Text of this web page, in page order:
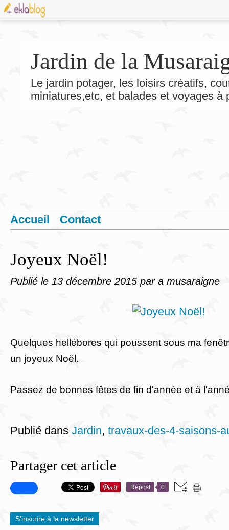
Jardin de la
Le jardin potager, les loisirs créatifs,
miniatures,etc, et balades et voyages
Accueil Contact
Joyeux Noël!
Publié le 13 décembre 2015 par a musaraigne
Quelques hellébores qui poussent sous ma
un joyeux Noël.
Passez de bonnes fêtes de fin d'année et à
Publié dans Jardin, travaux-des-4-saisons-
Partager cet article
Repost 0
S'inscrire à la newsletter